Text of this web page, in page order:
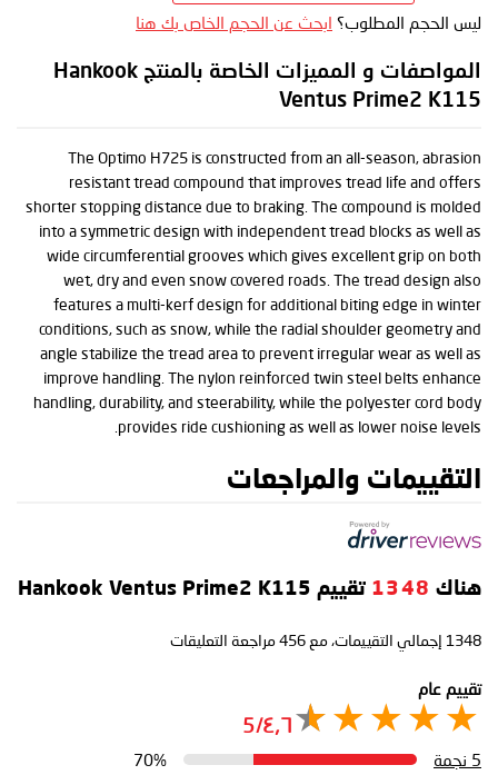
ليس الحجم المطلوب؟ ابحث عن الحجم الخاص بك هنا
المواصفات و المميزات الخاصة بالمنتج Hankook
Ventus Prime2 K115
The Optimo H725 is constructed from an all-season, abrasion
resistant tread compound that improves tread life and offers
shorter stopping distance due to braking. The compound is molded
into a symmetric design with independent tread blocks as well as
wide circumferential grooves which gives excellent grip on both
wet, dry and even snow covered roads. The tread design also
features a multi-kerf design for additional biting edge in winter
conditions, such as snow, while the radial shoulder geometry and
angle stabilize the tread area to prevent irregular wear as well as
improve handling. The nylon reinforced twin steel belts enhance
handling, durability, and steerability, while the polyester cord body
provides ride cushioning as well as lower noise levels.
التقييمات والمراجعات
هناك 1348 تقييم Hankook Ventus Prime2 K115
1348 إجمالي التقييمات، مع456 مراجعة التعليقات
تقييم عام
٤٫٦/5
5 نجمة
70%